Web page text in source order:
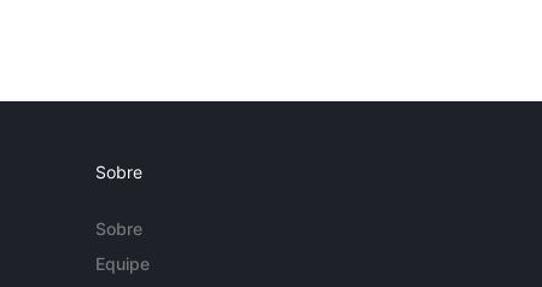
Sobre
Sobre
Equipe